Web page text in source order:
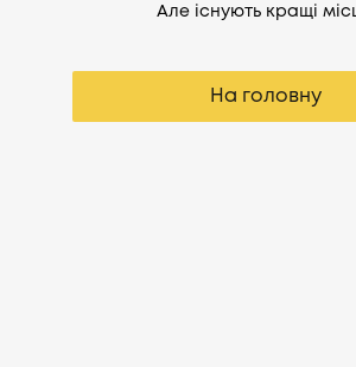
Але існують кращі
На головну